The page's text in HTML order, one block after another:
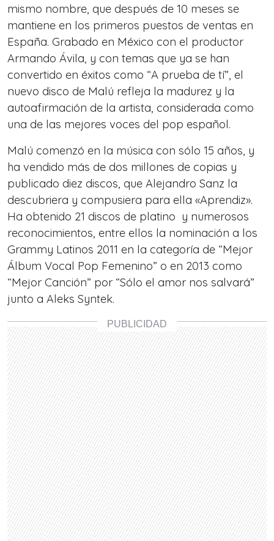
mismo nombre, que después de 10 meses se
mantiene en los primeros puestos de ventas en
España. Grabado en México con el productor
Armando Ávila, y con temas que ya se han
convertido en éxitos como “A prueba de tí”, el
nuevo disco de Malú refleja la madurez y la
autoafirmación de la artista, considerada como
una de las mejores voces del pop español.
Malú comenzó en la música con sólo 15 años, y
ha vendido más de dos millones de copias y
publicado diez discos, que Alejandro Sanz la
descubriera y compusiera para ella «Aprendiz».
Ha obtenido 21 discos de platino y numerosos
reconocimientos, entre ellos la nominación a los
Grammy Latinos 2011 en la categoría de “Mejor
Álbum Vocal Pop Femenino” o en 2013 como
“Mejor Canción” por “Sólo el amor nos salvará”
junto a Aleks Syntek.